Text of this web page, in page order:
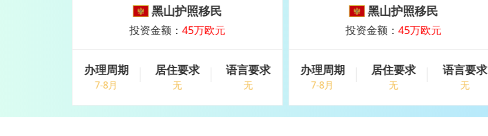
黑山护照移民
投资金额：45万欧元
办理周期
7-8月
居住要求
无
语言要求
无
黑山护照移民
投资金额：45万欧元
办理周期
7-8月
居住要求
无
语言要求
无